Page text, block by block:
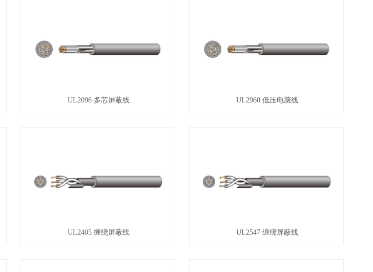
UL2096 多芯屏蔽线 UL2960 低压电脑线
UL2405 缠绕屏蔽线 UL2547 缠绕屏蔽线